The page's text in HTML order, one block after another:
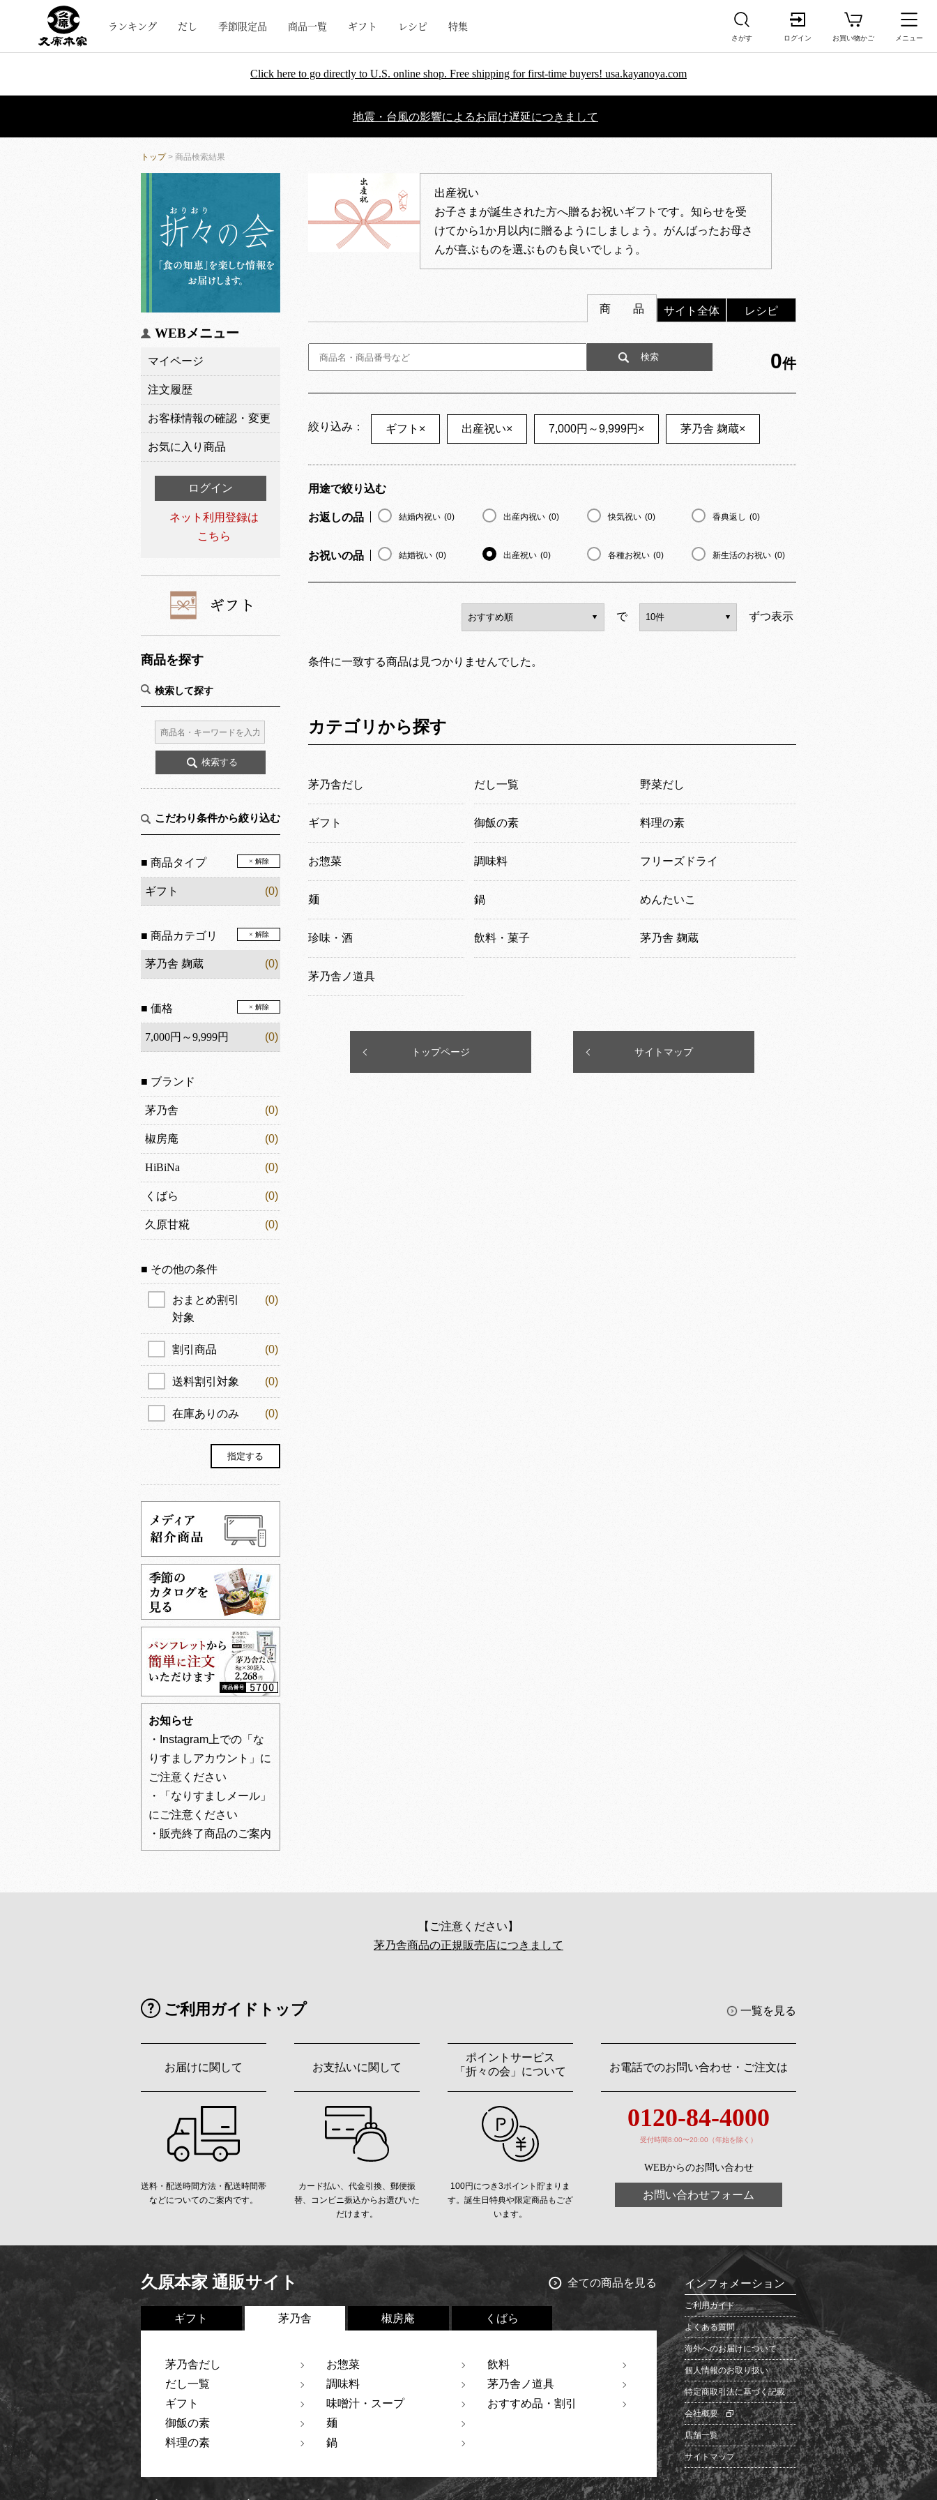
ランキング だし 季節限定品 商品一覧 ギフト レシピ 特集
さがす ログイン お買い物かご メニュー
Click here to go directly to U.S. online shop. Free shipping for first-time buyers! usa.kayanoya.com
地震・台風の影響によるお届け遅延につきまして
トップ> 商品検索結果
WEBメニュー
マイページ
注文履歴
お客様情報の確認・変更
お気に入り商品
ログイン
ネット利用登録は
こちら
商品を探す
検索して探す
こだわり条件から絞り込む
■ 商品タイプ × 解除
ギフト (0)
■ 商品カテゴリ × 解除
茅乃舎 麹蔵 (0)
■ 価格 × 解除
7,000円～9,999円 (0)
■ ブランド
茅乃舎 (0)
椒房庵 (0)
HiBiNa (0)
くばら (0)
久原甘糀 (0)
■ その他の条件
おまとめ割引
対象
(0)
割引商品 (0)
送料割引対象 (0)
在庫ありのみ (0)
お知らせ
・Instagram上での「な
りすましアカウント」に
ご注意ください
・「なりすましメール」
にご注意ください
・販売終了商品のご案内
出産祝い
お子さまが誕生された方へ贈るお祝いギフトです。知らせを受
けてから1か月以内に贈るようにしましょう。がんばったお母さ
んが喜ぶものを選ぶものも良いでしょう。
商 品 サイト全体 レシピ
0件
絞り込み： ギフト × 出産祝い× 7,000円～9,999円 × 茅乃舎 麹蔵×
用途で絞り込む
お返しの品 結婚内祝い (0) 出産内祝い (0) 快気祝い (0) 香典返し (0)
お祝いの品 結婚祝い (0) 出産祝い (0) 各種お祝い (0) 新生活のお祝い (0)
で ずつ表示
条件に一致する商品は見つかりませんでした。
カテゴリから探す
茅乃舎だし だし一覧 野菜だし
ギフト 御飯の素 料理の素
お惣菜 調味料 フリーズドライ
麺 鍋 めんたいこ
珍味・酒 飲料・菓子 茅乃舎 麹蔵
茅乃舎ノ道具
トップページ サイトマップ
【ご注意ください】
茅乃舎商品の正規販売店につきまして
ご利用ガイドトップ 一覧を見る
お届けに関して
送料・配送時間方法・配送時間帯
などについてのご案内です。
お支払いに関して
カード払い、代金引換、郵便振
替、コンビニ振込からお選びいた
だけます。
ポイントサービス
「折々の会」について
100円につき3ポイント貯まりま
す。誕生日特典や限定商品もござ
います。
お電話でのお問い合わせ・ご注文は
0120-84-4000
受付時間8:00〜20:00（年始を除く）
WEBからのお問い合わせ
お問い合わせフォーム
久原本家 通販サイト 全ての商品を見る
ギフト 茅乃舎 椒房庵 くばら
茅乃舎だし
だし一覧
ギフト
御飯の素
料理の素
お惣菜
調味料
味噌汁・スープ
麺
鍋
飲料
茅乃舎ノ道具
おすすめ品・割引
インフォメーション
ご利用ガイド
よくある質問
海外へのお届けについて
個人情報のお取り扱い
特定商取引法に基づく記載
会社概要
店舗一覧
サイトマップ